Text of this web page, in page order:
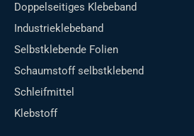
Doppelseitiges Klebeband
Industrieklebeband
Selbstklebende Folien
Schaumstoff selbstklebend
Schleifmittel
Klebstoff